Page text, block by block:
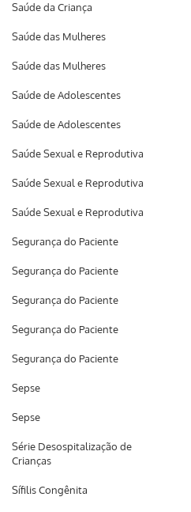
Saúde da Criança
Saúde das Mulheres
Saúde das Mulheres
Saúde de Adolescentes
Saúde de Adolescentes
Saúde Sexual e Reprodutiva
Saúde Sexual e Reprodutiva
Saúde Sexual e Reprodutiva
Segurança do Paciente
Segurança do Paciente
Segurança do Paciente
Segurança do Paciente
Segurança do Paciente
Sepse
Sepse
Série Desospitalização de
Crianças
Sífilis Congênita